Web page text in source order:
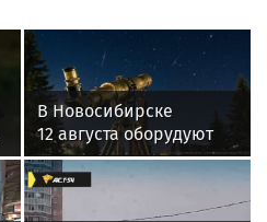
В Новосибирске
12 августа оборудуют
площадку у Монумента
Славы для наблюдения
за астрономическими